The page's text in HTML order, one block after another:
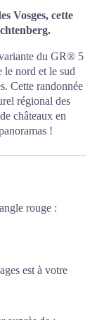
Vosges, cette
du GR® 5
le nord et le sud
Cette randonnée
régional des
châteaux en
!
rouge :
est à votre